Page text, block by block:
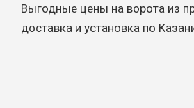
Выгодные цены на ворота из
доставка и установка по